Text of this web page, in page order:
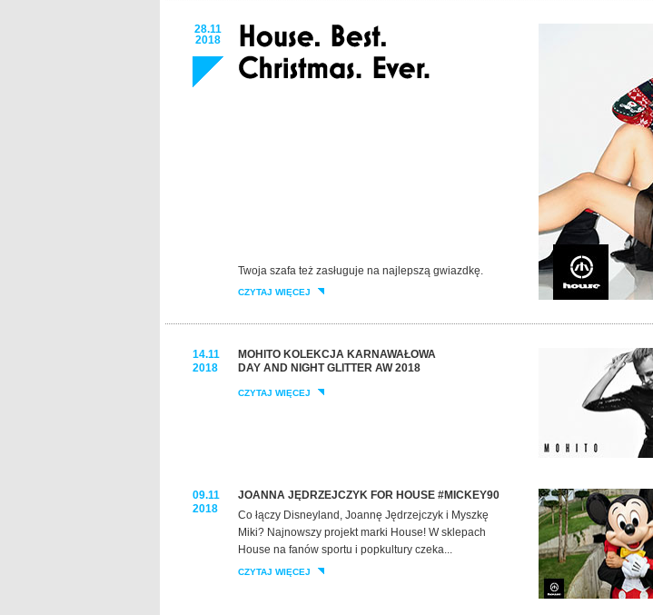
28.11
2018
Twoja szafa też zasługuje na najlepszą gwiazdkę.
CZYTAJ WIĘCEJ
14.11
2018
MOHITO KOLEKCJA KARNAWAŁOWA
DAY AND NIGHT GLITTER AW 2018
CZYTAJ WIĘCEJ
09.11
2018
JOANNA JĘDRZEJCZYK FOR HOUSE #MICKEY90
Co łączy Disneyland, Joannę Jędrzejczyk i Myszkę
Miki? Najnowszy projekt marki House! W sklepach
House na fanów sportu i popkultury czeka...
CZYTAJ WIĘCEJ